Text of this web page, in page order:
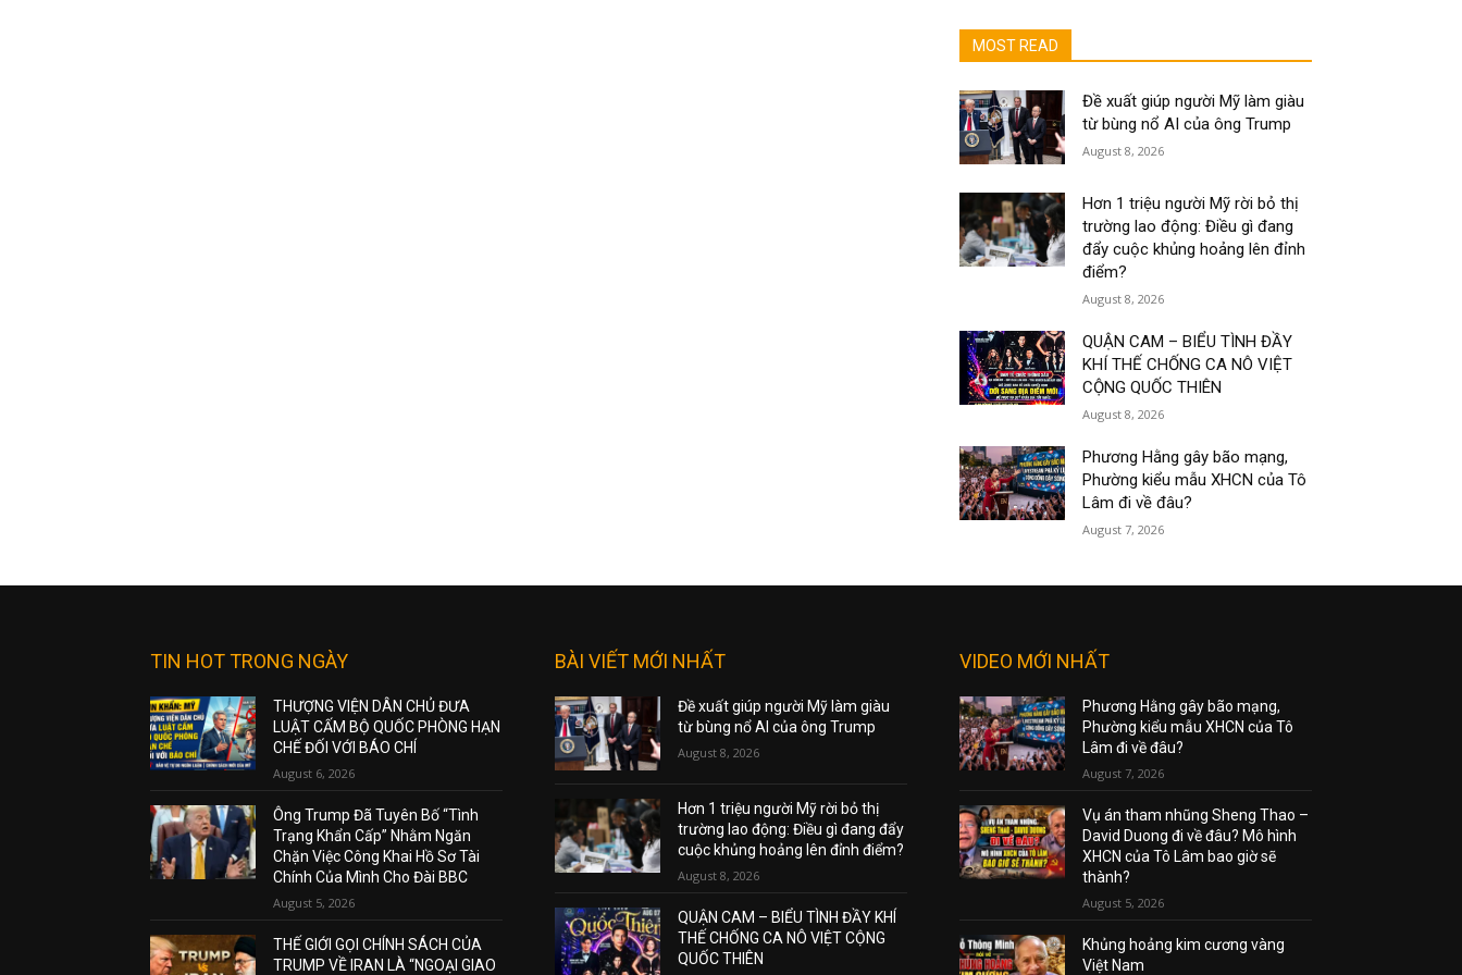
MOST READ
Đề xuất giúp người Mỹ làm giàu
từ bùng nổ AI của ông Trump
August 8, 2026
Hơn 1 triệu người Mỹ rời bỏ thị
trường lao động: Điều gì đang
đẩy cuộc khủng hoảng lên đỉnh
điểm?
August 8, 2026
QUẬN CAM – BIỂU TÌNH ĐẦY
KHÍ THẾ CHỐNG CA NÔ VIỆT
CỘNG QUỐC THIÊN
August 8, 2026
Phương Hằng gây bão mạng,
Phường kiểu mẫu XHCN của Tô
Lâm đi về đâu?
August 7, 2026
TIN HOT TRONG NGÀY
THƯỢNG VIỆN DÂN CHỦ ĐƯA
LUẬT CẤM BỘ QUỐC PHÒNG HẠN
CHẾ ĐỐI VỚI BÁO CHÍ
August 6, 2026
Ông Trump Đã Tuyên Bố “Tình
Trạng Khẩn Cấp” Nhằm Ngăn
Chặn Việc Công Khai Hồ Sơ Tài
Chính Của Mình Cho Đài BBC
August 5, 2026
THẾ GIỚI GỌI CHÍNH SÁCH CỦA
TRUMP VỀ IRAN LÀ “NGOẠI GIAO
BÀI VIẾT MỚI NHẤT
Đề xuất giúp người Mỹ làm giàu
từ bùng nổ AI của ông Trump
August 8, 2026
Hơn 1 triệu người Mỹ rời bỏ thị
trường lao động: Điều gì đang đẩy
cuộc khủng hoảng lên đỉnh điểm?
August 8, 2026
QUẬN CAM – BIỂU TÌNH ĐẦY KHÍ
THẾ CHỐNG CA NÔ VIỆT CỘNG
QUỐC THIÊN
VIDEO MỚI NHẤT
Phương Hằng gây bão mạng,
Phường kiểu mẫu XHCN của Tô
Lâm đi về đâu?
August 7, 2026
Vụ án tham nhũng Sheng Thao –
David Duong đi về đâu? Mô hình
XHCN của Tô Lâm bao giờ sẽ
thành?
August 5, 2026
Khủng hoảng kim cương vàng
Việt Nam